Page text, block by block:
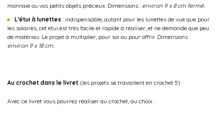
monnaie ou vos petits objets précieux. Dimensions : environ 9 x 8 cm fermé.
L’étui à lunettes : indispensable, autant pour les lunettes de vue que pour
les solaires, cet étui est très facile et rapide à réaliser, et ne demande que peu
de matériau. Le projet à multiplier, pour soi ou pour offrir. Dimensions :
environ 9 x 18 cm.
Au crochet dans le livret (les projets se travaillent en crochet 5)
Avec ce livret vous pourrez réaliser au crochet, au choix :